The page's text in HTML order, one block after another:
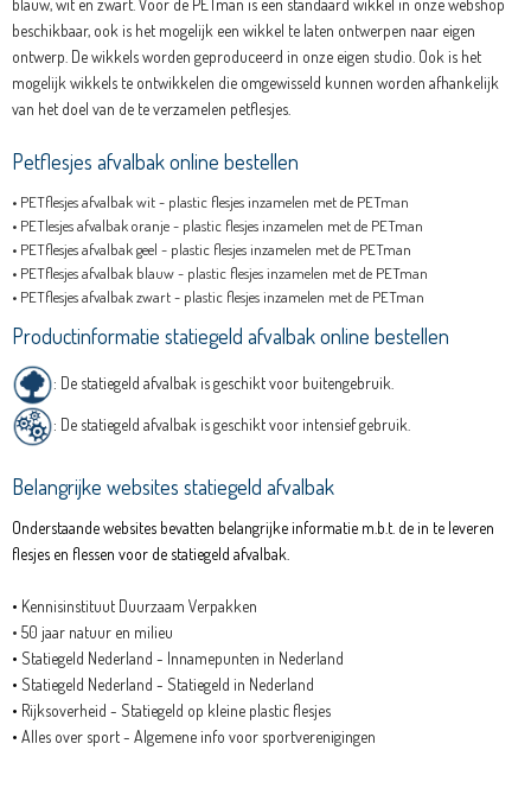
blauw, wit en zwart. Voor de PETman is een standaard wikkel in onze webshop
beschikbaar, ook is het mogelijk een wikkel te laten ontwerpen naar eigen
ontwerp. De wikkels worden geproduceerd in onze eigen studio. Ook is het
mogelijk wikkels te ontwikkelen die omgewisseld kunnen worden afhankelijk
van het doel van de te verzamelen petflesjes.
Petflesjes afvalbak online bestellen
• PETflesjes afvalbak wit - plastic flesjes inzamelen met de PETman
• PETlesjes afvalbak oranje - plastic flesjes inzamelen met de PETman
• PETflesjes afvalbak geel - plastic flesjes inzamelen met de PETman
• PETflesjes afvalbak blauw - plastic flesjes inzamelen met de PETman
• PETflesjes afvalbak zwart - plastic flesjes inzamelen met de PETman
Productinformatie statiegeld afvalbak online bestellen
: De statiegeld afvalbak is geschikt voor buitengebruik.
: De statiegeld afvalbak is geschikt voor intensief gebruik.
Belangrijke websites statiegeld afvalbak
Onderstaande websites bevatten belangrijke informatie m.b.t. de in te leveren
flesjes en flessen voor de statiegeld afvalbak.
• Kennisinstituut Duurzaam Verpakken
• 50 jaar natuur en milieu
• Statiegeld Nederland - Innamepunten in Nederland
• Statiegeld Nederland - Statiegeld in Nederland
• Rijksoverheid - Statiegeld op kleine plastic flesjes
• Alles over sport - Algemene info voor sportverenigingen